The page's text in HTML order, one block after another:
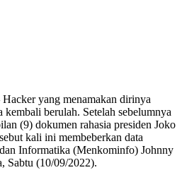
Hacker yang menamakan dirinya
kembali berulah. Setelah sebelumnya
(9) dokumen rahasia presiden Joko
kali ini membeberkan data
Informatika (Menkominfo) Johnny
Sabtu (10/09/2022).